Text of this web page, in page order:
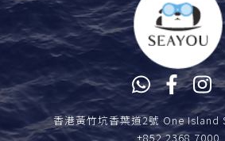
香港黃竹坑香葉道2號 One Island
+852 2368 7000